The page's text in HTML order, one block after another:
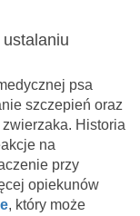
psa
szczepień oraz
Historia
na
przy
opiekunów
, który może